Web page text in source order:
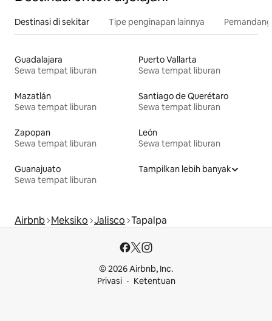
Destinasi di sekitar Tipe penginapan lainnya
Guadalajara
Sewa tempat liburan
Puerto Vallarta
Sewa tempat liburan
Mazatlán
Sewa tempat liburan
Santiago de Querétaro
Sewa tempat liburan
Zapopan
Sewa tempat liburan
León
Sewa tempat liburan
Guanajuato
Sewa tempat liburan
Tampilkan lebih banyak
Airbnb Meksiko Jalisco Tapalpa
© 2026 Airbnb, Inc.
Privasi
Ketentuan